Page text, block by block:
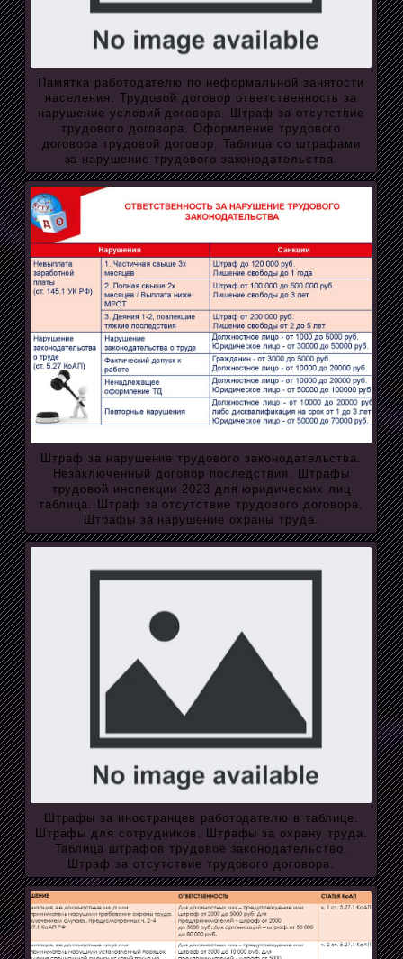
Памятка работодателю по неформальной занятости
населения. Трудовой договор ответственность за
нарушение условий договора. Штраф за отсутствие
трудового договора. Оформление трудового
договора трудовой договор. Таблица со штрафами
за нарушение трудового законодательства.
Штраф за нарушение трудового законодательства.
Незаключенный договор последствия. Штрафы
трудовой инспекции 2023 для юридических лиц
таблица. Штраф за отсутствие трудового договора.
Штрафы за нарушение охраны труда.
Штрафы за иностранцев работодателю в таблице.
Штрафы для сотрудников. Штрафы за охрану труда.
Таблица штрафов трудовое законодательство.
Штраф за отсутствие трудового договора.